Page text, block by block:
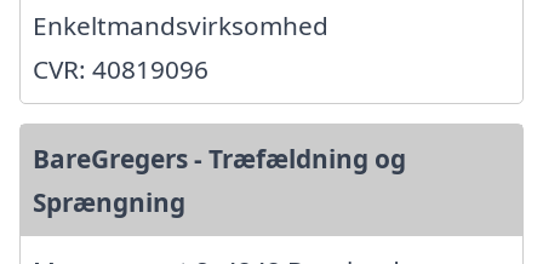
Enkeltmandsvirksomhed
CVR: 40819096
BareGregers - Træfældning og
Sprængning